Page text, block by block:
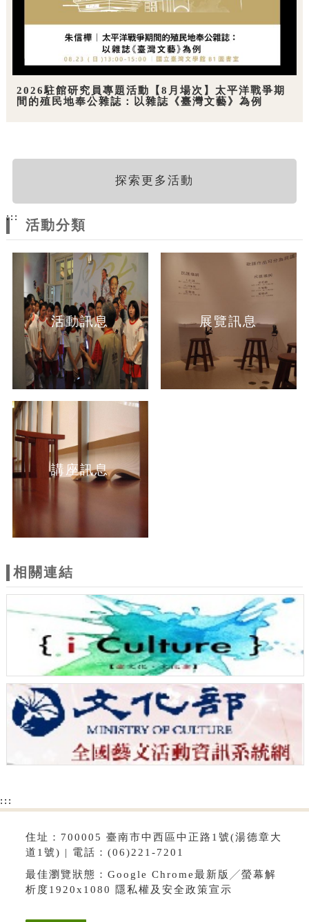
2026駐館研究員專題活動【8月場次】太平洋戰爭期
間的殖民地奉公雜誌：以雜誌《臺灣文藝》為例
探索更多活動
:::
活動分類
活動訊息 展覽訊息
講座訊息
相關連結
:::
住址：700005 臺南市中西區中正路1號(湯德章大
道1號) | 電話：(06)221-7201
最佳瀏覽狀態：Google Chrome最新版╱螢幕解
析度1920x1080 隱私權及安全政策宣示